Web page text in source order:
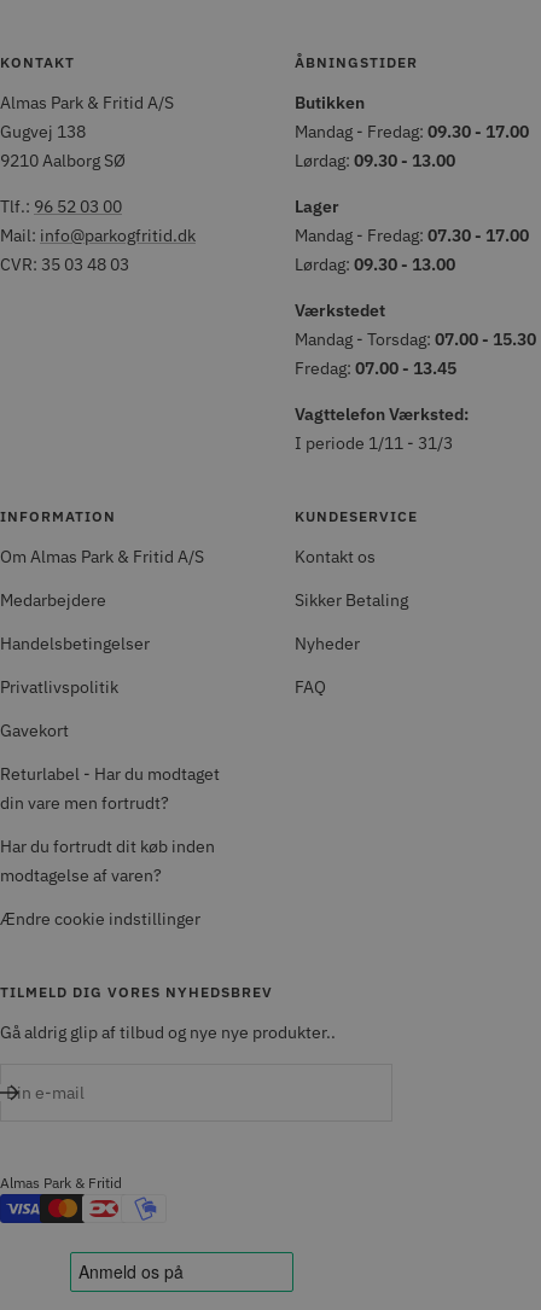
KONTAKT
Almas Park & Fritid A/S
Gugvej 138
9210 Aalborg SØ
Tlf.: 96 52 03 00
Mail: info@parkogfritid.dk
CVR: 35 03 48 03
ÅBNINGSTIDER
Butikken
Mandag - Fredag: 09.30 - 17.00
Lørdag: 09.30 - 13.00
Lager
Mandag - Fredag: 07.30 - 17.00
Lørdag: 09.30 - 13.00
Værkstedet
Mandag - Torsdag: 07.00 - 15.30
Fredag: 07.00 - 13.45
Vagttelefon Værksted:
I periode 1/11 - 31/3
INFORMATION
Om Almas Park & Fritid A/S
Medarbejdere
Handelsbetingelser
Privatlivspolitik
Gavekort
Returlabel - Har du modtaget
din vare men fortrudt?
Har du fortrudt dit køb inden
modtagelse af varen?
Ændre cookie indstillinger
KUNDESERVICE
Kontakt os
Sikker Betaling
Nyheder
FAQ
TILMELD DIG VORES NYHEDSBREV
Gå aldrig glip af tilbud og nye nye produkter..
Din e-mail
Almas Park & Fritid